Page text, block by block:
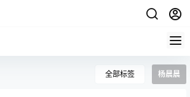
全部标签 杨晨晨